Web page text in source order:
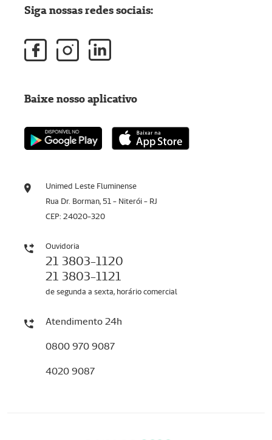
Unimed Leste Fluminense
Rua Dr. Borman, 51 - Niterói - RJ
CEP: 24020-320
Ouvidoria
21 3803-1120
21 3803-1121
de segunda a sexta, horário comercial
Atendimento 24h
0800 970 9087
4020 9087
Siga nossas redes sociais:
Baixe nosso aplicativo